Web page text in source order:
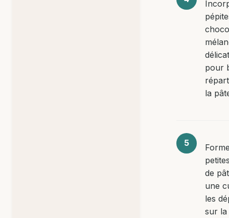
pour
la
de
une
les
sur la